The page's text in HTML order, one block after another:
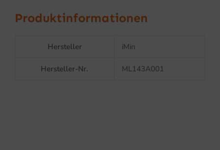
Produktinformationen
Hersteller iMin
Hersteller-Nr. ML143A001